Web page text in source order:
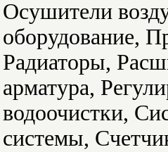
Осушители
оборудование,
Радиаторы,
арматура,
водоочистки,
системы,